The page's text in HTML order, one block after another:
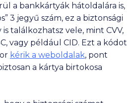
a bankkártyák hátoldalára is,
3 jegyű szám, ez a biztonsági
találkozhatsz vele, mint CVV,
vagy például CID. Ezt a kódot
kérik a weboldalak, pont
a kártya birtokosa